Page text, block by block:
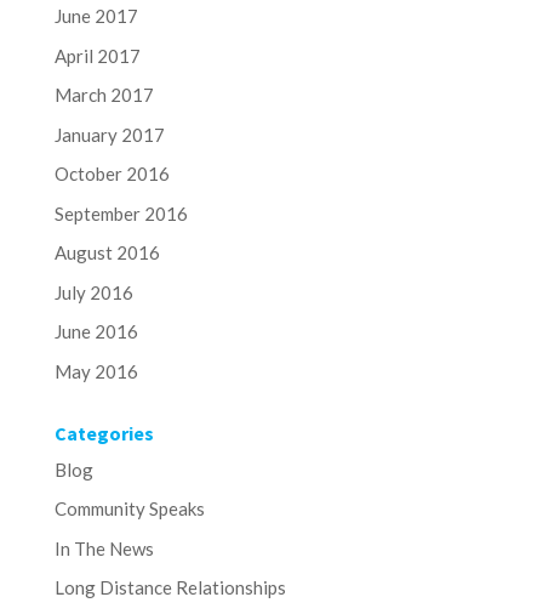
June 2017
April 2017
March 2017
January 2017
October 2016
September 2016
August 2016
July 2016
June 2016
May 2016
Categories
Blog
Community Speaks
In The News
Long Distance Relationships